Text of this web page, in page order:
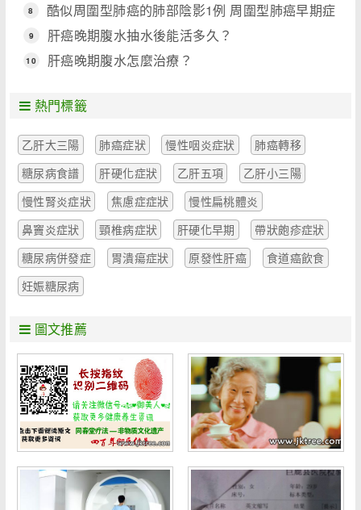
8
酷似周圍型肺癌的肺部陰影1例 周圍型肺癌早期症
狀
9 肝癌晚期腹水抽水後能活多久？
10 肝癌晚期腹水怎麼治療？
熱門標籤
乙肝大三陽 肺癌症狀 慢性咽炎症狀
肺癌轉移
糖尿病食譜
肝硬化症狀 乙肝五項
乙肝小三陽
慢性腎炎症狀
焦慮症症狀
慢性扁桃體炎
鼻竇炎症狀
頸椎病症狀 肝硬化早期
帶狀皰疹症狀
糖尿病併發症
胃潰瘍症狀 原發性肝癌
食道癌飲食
妊娠糖尿病
圖文推薦